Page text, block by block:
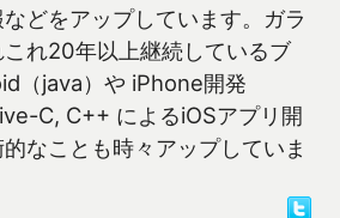
どをアップしています。ガラ
れ20年以上継続しているブ
（java）や iPhone開発
C, C++ によるiOSアプリ開
なことも時々アップしていま